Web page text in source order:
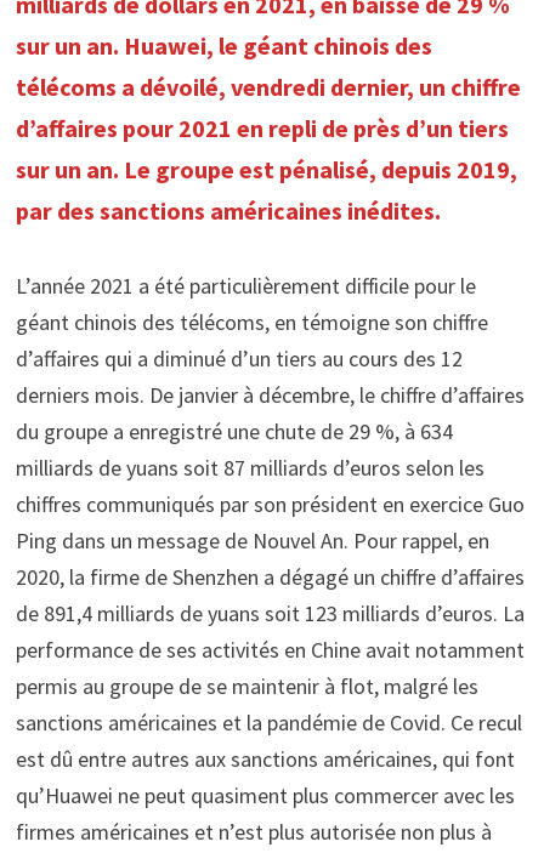
sur un an. Huawei, le géant chinois des
télécoms a dévoilé, vendredi dernier, un chiffre
d’affaires pour 2021 en repli de près d’un tiers
sur un an. Le groupe est pénalisé, depuis 2019,
par des sanctions américaines inédites.
L’année 2021 a été particulièrement difficile pour le
géant chinois des télécoms, en témoigne son chiffre
d’affaires qui a diminué d’un tiers au cours des 12
derniers mois. De janvier à décembre, le chiffre d’affaires
du groupe a enregistré une chute de 29 %, à 634
milliards de yuans soit 87 milliards d’euros selon les
chiffres communiqués par son président en exercice Guo
Ping dans un message de Nouvel An. Pour rappel, en
2020, la firme de Shenzhen a dégagé un chiffre d’affaires
de 891,4 milliards de yuans soit 123 milliards d’euros. La
performance de ses activités en Chine avait notamment
permis au groupe de se maintenir à flot, malgré les
sanctions américaines et la pandémie de Covid. Ce recul
est dû entre autres aux sanctions américaines, qui font
qu’Huawei ne peut quasiment plus commercer avec les
firmes américaines et n’est plus autorisée non plus à